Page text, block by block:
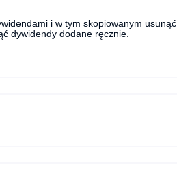
i w tym skopiowanym usunąć
dywidendy dodane ręcznie.